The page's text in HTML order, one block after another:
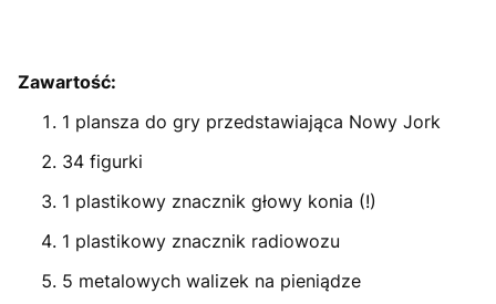
Zawartość:
1 plansza do gry przedstawiająca Nowy Jork
34 figurki
1 plastikowy znacznik głowy konia (!)
1 plastikowy znacznik radiowozu
5 metalowych walizek na pieniądze